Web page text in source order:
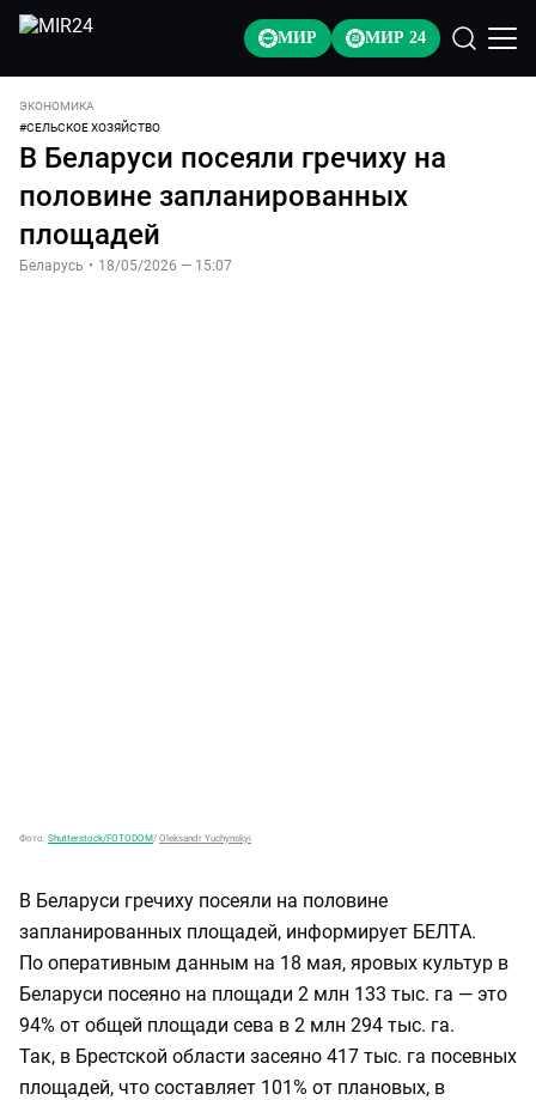
МИР МИР 24
ЭКОНОМИКА
#СЕЛЬСКОЕ ХОЗЯЙСТВО
В Беларуси посеяли гречиху на
половине запланированных
площадей
Беларусь • 18/05/2026 — 15:07
Фото: Shutterstock/FOTODOM/ Oleksandr Yuchynskyi
В Беларуси гречиху посеяли на половине
запланированных площадей, информирует БЕЛТА.
По оперативным данным на 18 мая, яровых культур в
Беларуси посеяно на площади 2 млн 133 тыс. га — это
94% от общей площади сева в 2 млн 294 тыс. га.
Так, в Брестской области засеяно 417 тыс. га посевных
площадей, что составляет 101% от плановых, в